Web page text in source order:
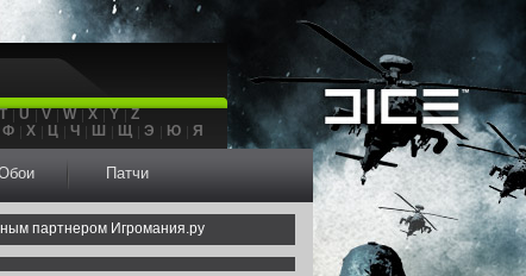
T U V W X Y
Z
Ф Х Ц Ч Ш Щ Э Ю Я
Патчи
партнером Игромания.ру